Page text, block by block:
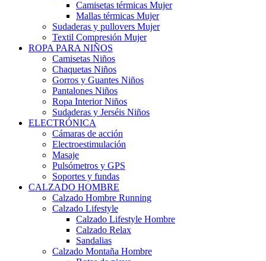
Camisetas térmicas Mujer
Mallas térmicas Mujer
Sudaderas y pullovers Mujer
Textil Compresión Mujer
ROPA PARA NIÑOS
Camisetas Niños
Chaquetas Niños
Gorros y Guantes Niños
Pantalones Niños
Ropa Interior Niños
Sudaderas y Jerséis Niños
ELECTRÓNICA
Cámaras de acción
Electroestimulación
Masaje
Pulsómetros y GPS
Soportes y fundas
CALZADO HOMBRE
Calzado Hombre Running
Calzado Lifestyle
Calzado Lifestyle Hombre
Calzado Relax
Sandalias
Calzado Montaña Hombre